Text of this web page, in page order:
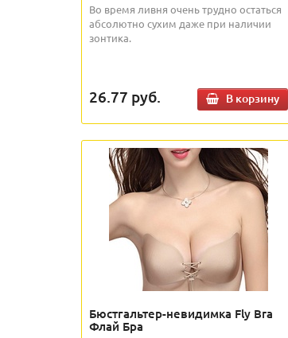
Во время ливня очень трудно остаться
абсолютно сухим даже при наличии
зонтика.
26.77 руб. В корзину
Бюстгальтер-невидимка Fly Bra
Флай Бра